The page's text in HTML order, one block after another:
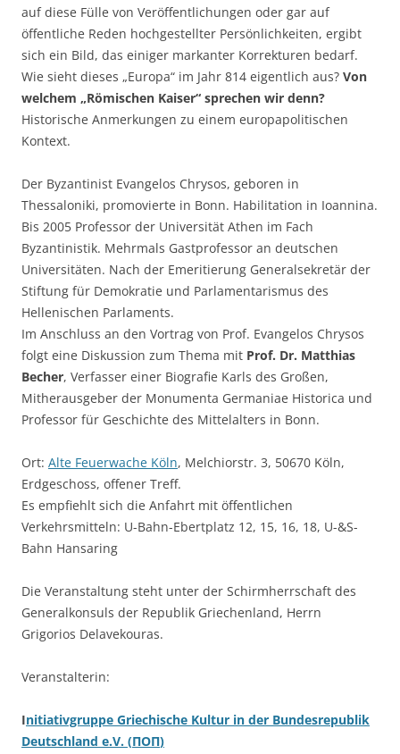
auf diese Fülle von Veröffentlichungen oder gar auf
öffentliche Reden hochgestellter Persönlichkeiten, ergibt
sich ein Bild, das einiger markanter Korrekturen bedarf.
Wie sieht dieses „Europa“ im Jahr 814 eigentlich aus? Von
welchem „Römischen Kaiser“ sprechen wir denn?
Historische Anmerkungen zu einem europapolitischen
Kontext.
Der Byzantinist Evangelos Chrysos, geboren in
Thessaloniki, promovierte in Bonn. Habilitation in Ioannina.
Bis 2005 Professor der Universität Athen im Fach
Byzantinistik. Mehrmals Gastprofessor an deutschen
Universitäten. Nach der Emeritierung Generalsekretär der
Stiftung für Demokratie und Parlamentarismus des
Hellenischen Parlaments.
Im Anschluss an den Vortrag von Prof. Evangelos Chrysos
folgt eine Diskussion zum Thema mit Prof. Dr. Matthias
Becher, Verfasser einer Biografie Karls des Großen,
Mitherausgeber der Monumenta Germaniae Historica und
Professor für Geschichte des Mittelalters in Bonn.
Ort: Alte Feuerwache Köln, Melchiorstr. 3, 50670 Köln,
Erdgeschoss, offener Treff.
Es empfiehlt sich die Anfahrt mit öffentlichen
Verkehrsmitteln: U-Bahn-Ebertplatz 12, 15, 16, 18, U-&S-
Bahn Hansaring
Die Veranstaltung steht unter der Schirmherrschaft des
Generalkonsuls der Republik Griechenland, Herrn
Grigorios Delavekouras.
Veranstalterin:
Initiativgruppe Griechische Kultur in der Bundesrepublik
Deutschland e.V. (ΠΟΠ)